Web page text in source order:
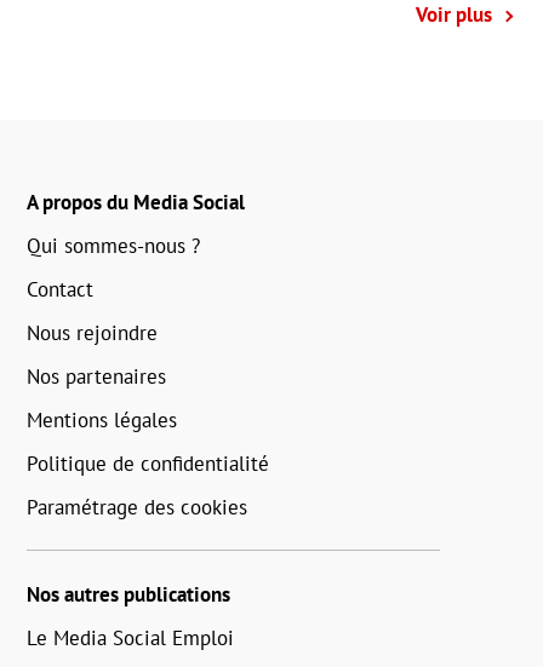
Voir plus
A propos du Media Social
Qui sommes-nous ?
Contact
Nous rejoindre
Nos partenaires
Mentions légales
Politique de confidentialité
Paramétrage des cookies
Nos autres publications
Le Media Social Emploi